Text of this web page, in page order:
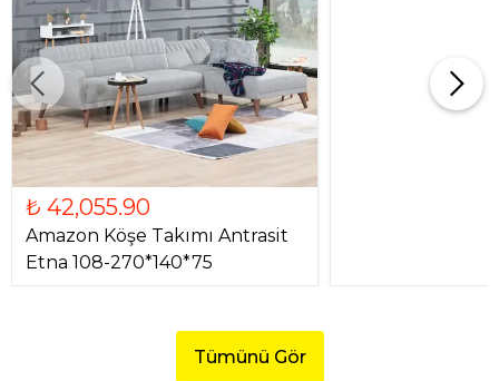
₺ 42,055.90
Amazon Köşe Takımı Antrasit
Etna 108-270*140*75
Tümünü Gör